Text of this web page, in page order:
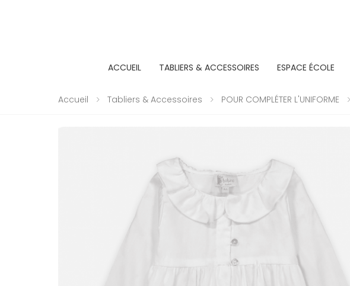
ACCUEIL TABLIERS & ACCESSOIRES ESPACE ÉCOLE
Accueil Tabliers & Accessoires POUR COMPLÉTER L'UNIFORME